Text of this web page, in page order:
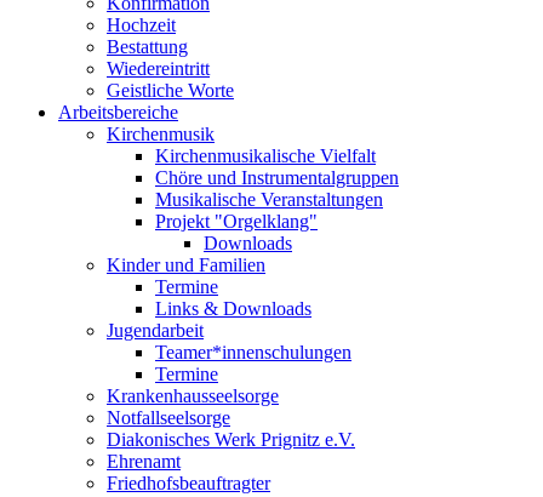
Hochzeit
Bestattung
Wiedereintritt
Geistliche Worte
Arbeitsbereiche
Kirchenmusik
Kirchenmusikalische Vielfalt
Chöre und Instrumentalgruppen
Musikalische Veranstaltungen
Projekt "Orgelklang"
Downloads
Kinder und Familien
Termine
Links & Downloads
Jugendarbeit
Teamer*innenschulungen
Termine
Krankenhausseelsorge
Notfallseelsorge
Diakonisches Werk Prignitz e.V.
Ehrenamt
Friedhofsbeauftragter